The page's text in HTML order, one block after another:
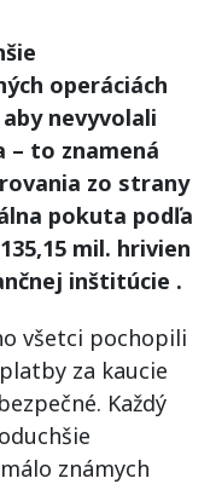
operáciách
nevyvolali
– to znamená
zo strany
pokuta podľa
mil. hrivien
inštitúcie .
všetci pochopili
za kaucie
Každý
známych